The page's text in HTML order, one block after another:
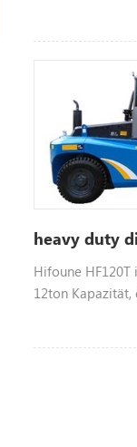
heavy duty
Hifoune
12ton Kapazität,